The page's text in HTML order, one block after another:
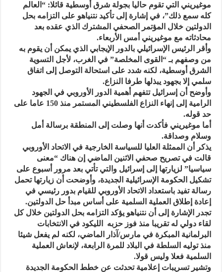
موغيريني التي تقوم حاليا بجولة شرق أوسطية قائلا: “العالم
كله سمع ذلك”، في إشارة إلى تأكيد نتنياهو على التزامه بحل
الدولتين خلال المؤتمر الصحفي المشترك الذي عقده بعد
محادثاته مع موغيريني أمس الأربعاء.
وأقر الرئيس الإسرائيلي بالدور الإيجابي الذي يمكن أن يقوم به
من وصفهم بـ “القوى المخلصة” في الغرب، لأجل التسوية
الشرق أوسطية، لكنه شدد على استحالة التوصل إلى اتفاق
سلمي إلا بجهود يبذلها طرفا النزاع.
وأوضح أن إسرائيل تتفهم أهمية الدور الأوروبي في الجهود
الرامية إلى إنهاء النزاع الفلسطيني المستمر منذ 150 عاما على
حد قوله.
أما موغيريني فأكدت أنها وصلت إلى المنطقة برسالة أمل
وسلام وصداقة.
يذكر أن الممثلة العليا للسياسة الخارجية في الاتحاد الأوروبي
قالت في تصريح صحفي الاثنين الماضي إن هناك “معنى
سياسيا” لزيارتها إلى إسرائيل والتي تأتي بعد مرور أسبوع على
تشكيل الحكومة الإسرائيلية الجديدة، وأوضحت أن زيارتها تحمل
رسالة تفيد باستعداد الاتحاد الأوروبي للقيام بدور رئيسي في
إعادة إطلاق العملية السلمية على أساس مبدأ حل الدولتين.
تجدر الإشارة إلى أن نتنياهو يؤكد التزامه بحل الدولتين خلال كل
لقاء دولي له تقريبا منذ فوز حزبه الليكود في الانتخابات
البرلمانية المبكرة في مارس/آذار الماضي، لكنه لم يفعل شيئا
منذ توليه السلطة في البلاد للمرة الرابعة، لإنعاش العملية
السلمية فعلا وليس قولا.
وتشير تسريبات إعلامية تحدثت عن خطط الحكومة الجديدة